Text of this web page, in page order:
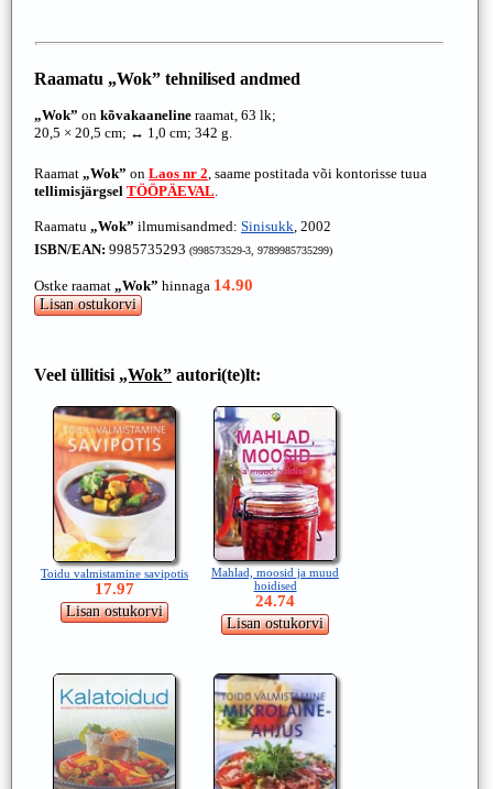
Raamatu „Wok” tehnilised andmed
„Wok” on kõvakaaneline raamat, 63 lk;
20,5 × 20,5 cm; ↔ 1,0 cm; 342 g.
Raamat „Wok” on Laos nr 2, saame postitada või kontorisse tuua
tellimisjärgsel TÖÖPÄEVAL.
Raamatu „Wok” ilmumisandmed: Sinisukk, 2002
ISBN/EAN: 9985735293 (998573529-3, 9789985735299)
Ostke raamat „Wok” hinnaga 14.90
Veel üllitisi „Wok” autori(te)lt:
Toidu valmistamine savipotis
17.97
Mahlad, moosid ja muud
hoidised
24.74